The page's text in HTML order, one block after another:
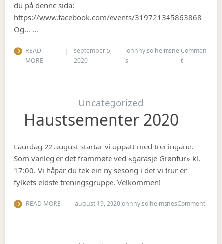
du på denne sida:
https://www.facebook.com/events/319721345863868
Og… …
READ
MORE
september 5,
2020
johnny.solheimsne
s
Commen
ton Gubbetur
Uncategorized
Haustsementer 2020
Laurdag 22.august startar vi oppatt med treningane.
Som vanleg er det frammøte ved «garasje Grønfur» kl.
17:00. Vi håpar du tek ein ny sesong i det vi trur er
fylkets eldste treningsgruppe. Velkommen!
READ MORE august 19, 2020johnny.solheimsnesCommenton